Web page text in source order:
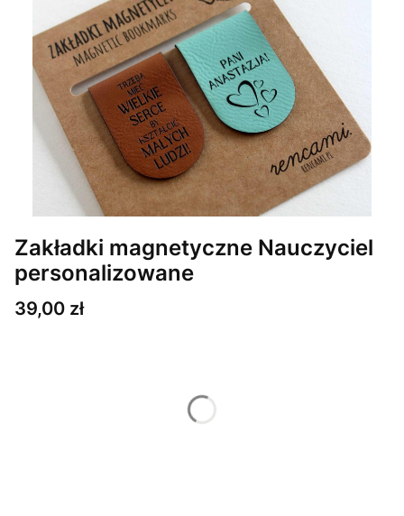
Zakładki magnetyczne Nauczyciel
personalizowane
Cena
39,00 zł